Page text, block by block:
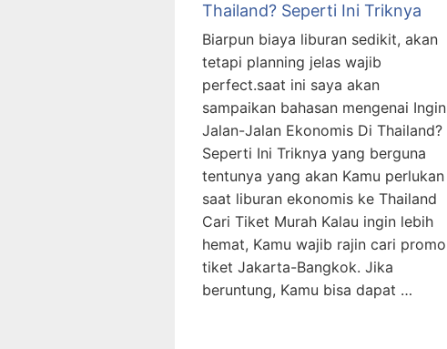
Thailand? Seperti Ini Triknya
Biarpun biaya liburan sedikit, akan
tetapi planning jelas wajib
perfect.saat ini saya akan
sampaikan bahasan mengenai Ingin
Jalan-Jalan Ekonomis Di Thailand?
Seperti Ini Triknya yang berguna
tentunya yang akan Kamu perlukan
saat liburan ekonomis ke Thailand
Cari Tiket Murah Kalau ingin lebih
hemat, Kamu wajib rajin cari promo
tiket Jakarta-Bangkok. Jika
beruntung, Kamu bisa dapat …